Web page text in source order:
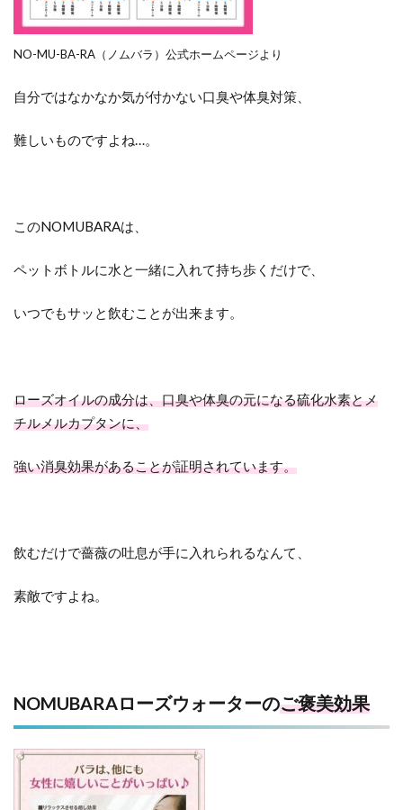
NO-MU-BA-RA（ノムバラ）公式ホームページより
自分ではなかなか気が付かない口臭や体臭対策、
難しいものですよね…。
このNOMUBARAは、
ペットボトルに水と一緒に入れて持ち歩くだけで、
いつでもサッと飲むことが出来ます。
ローズオイルの成分は、口臭や体臭の元になる硫化水素とメ
チルメルカプタンに、
強い消臭効果があることが証明されています。
飲むだけで薔薇の吐息が手に入れられるなんて、
素敵ですよね。
NOMUBARAローズウォーターのご褒美効果